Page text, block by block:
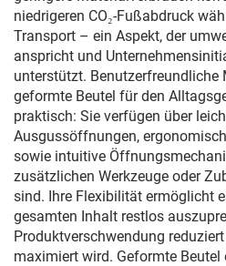
niedrigeren CO₂-Fußabdruck
Transport – ein Aspekt, der
anspricht und
unterstützt. Benutzerfreundliche
geformte Beutel für den
praktisch: Sie verfügen über
Ausgussöffnungen,
sowie intuitive
zusätzlichen Werkzeuge oder
sind. Ihre Flexibilität ermöglicht
gesamten Inhalt restlos
Produktverschwendung
maximiert wird. Geformte